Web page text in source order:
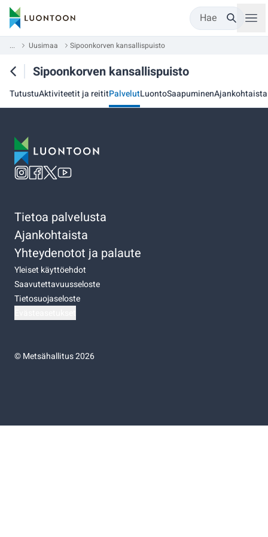
Hae
... Uusimaa Sipoonkorven kansallispuisto
Sipoonkorven kansallispuisto
TutustuAktiviteetit ja reititPalvelutLuontoSaapuminenAjankohtaista
Tietoa palvelusta
Ajankohtaista
Yhteydenotot ja palaute
Yleiset käyttöehdot
Saavutettavuusseloste
Tietosuojaseloste
©Metsähallitus 2026